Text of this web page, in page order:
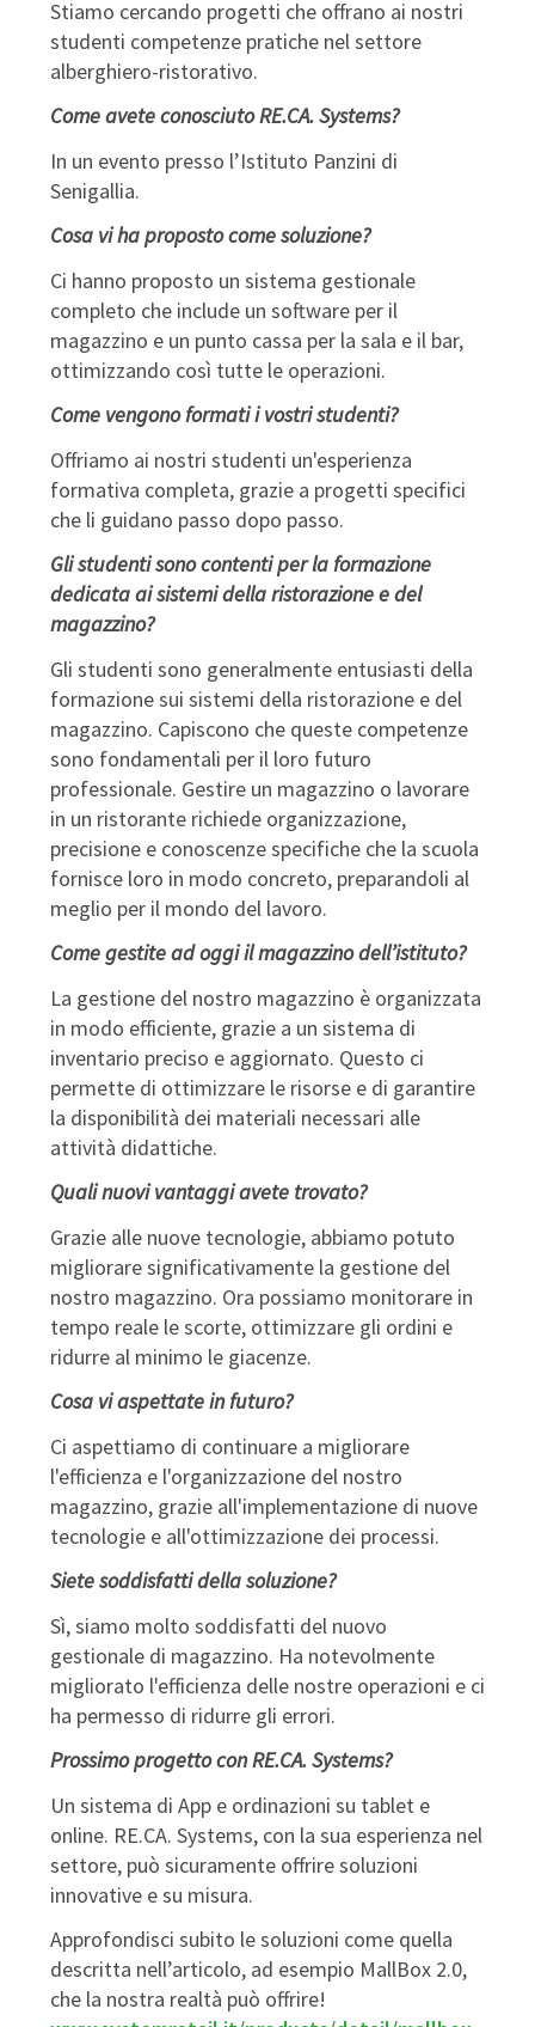
Stiamo cercando progetti che offrano ai nostri
studenti competenze pratiche nel settore
alberghiero-ristorativo.
Come avete conosciuto RE.CA. Systems?
In un evento presso l’Istituto Panzini di
Senigallia.
Cosa vi ha proposto come soluzione?
Ci hanno proposto un sistema gestionale
completo che include un software per il
magazzino e un punto cassa per la sala e il bar,
ottimizzando così tutte le operazioni.
Come vengono formati i vostri studenti?
Offriamo ai nostri studenti un'esperienza
formativa completa, grazie a progetti specifici
che li guidano passo dopo passo.
Gli studenti sono contenti per la formazione
dedicata ai sistemi della ristorazione e del
magazzino?
Gli studenti sono generalmente entusiasti della
formazione sui sistemi della ristorazione e del
magazzino. Capiscono che queste competenze
sono fondamentali per il loro futuro
professionale. Gestire un magazzino o lavorare
in un ristorante richiede organizzazione,
precisione e conoscenze specifiche che la scuola
fornisce loro in modo concreto, preparandoli al
meglio per il mondo del lavoro.
Come gestite ad oggi il magazzino dell’istituto?
La gestione del nostro magazzino è organizzata
in modo efficiente, grazie a un sistema di
inventario preciso e aggiornato. Questo ci
permette di ottimizzare le risorse e di garantire
la disponibilità dei materiali necessari alle
attività didattiche.
Quali nuovi vantaggi avete trovato?
Grazie alle nuove tecnologie, abbiamo potuto
migliorare significativamente la gestione del
nostro magazzino. Ora possiamo monitorare in
tempo reale le scorte, ottimizzare gli ordini e
ridurre al minimo le giacenze.
Cosa vi aspettate in futuro?
Ci aspettiamo di continuare a migliorare
l'efficienza e l'organizzazione del nostro
magazzino, grazie all'implementazione di nuove
tecnologie e all'ottimizzazione dei processi.
Siete soddisfatti della soluzione?
Sì, siamo molto soddisfatti del nuovo
gestionale di magazzino. Ha notevolmente
migliorato l'efficienza delle nostre operazioni e ci
ha permesso di ridurre gli errori.
Prossimo progetto con RE.CA. Systems?
Un sistema di App e ordinazioni su tablet e
online. RE.CA. Systems, con la sua esperienza nel
settore, può sicuramente offrire soluzioni
innovative e su misura.
Approfondisci subito le soluzioni come quella
descritta nell’articolo, ad esempio MallBox 2.0,
che la nostra realtà può offrire!